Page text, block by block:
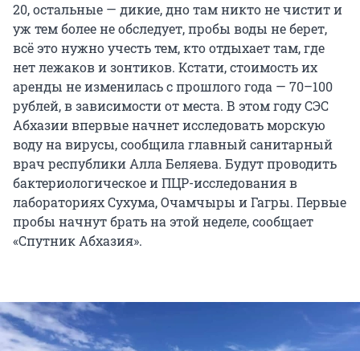
20, остальные — дикие, дно там никто не чистит и
уж тем более не обследует, пробы воды не берет,
всё это нужно учесть тем, кто отдыхает там, где
нет лежаков и зонтиков. Кстати, стоимость их
аренды не изменилась с прошлого года — 70–100
рублей, в зависимости от места. В этом году СЭС
Абхазии впервые начнет исследовать морскую
воду на вирусы, сообщила главный санитарный
врач республики Алла Беляева. Будут проводить
бактериологическое и ПЦР-исследования в
лабораториях Сухума, Очамчыры и Гагры. Первые
пробы начнут брать на этой неделе, сообщает
«Спутник Абхазия».